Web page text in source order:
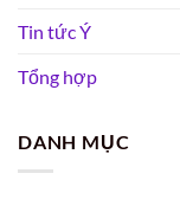
Tin tức Ý
Tổng hợp
DANH MỤC